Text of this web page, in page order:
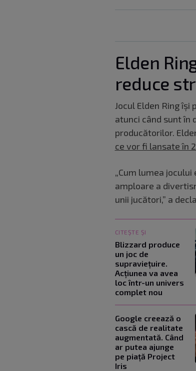
Elden
reduce
Jocul Elden Ring
atunci când sunt în
producătorilor.
ce vor fi lansate în
„Cum lumea
amploare a
unii jucători,” a
CITEȘTE ȘI
Blizzard produce
un joc de
supraviețuire.
Acțiunea va avea
loc într-un univers
complet nou
Google creează o
cască de realitate
augmentată. Când
ar putea ajunge
pe piață Project
Iris